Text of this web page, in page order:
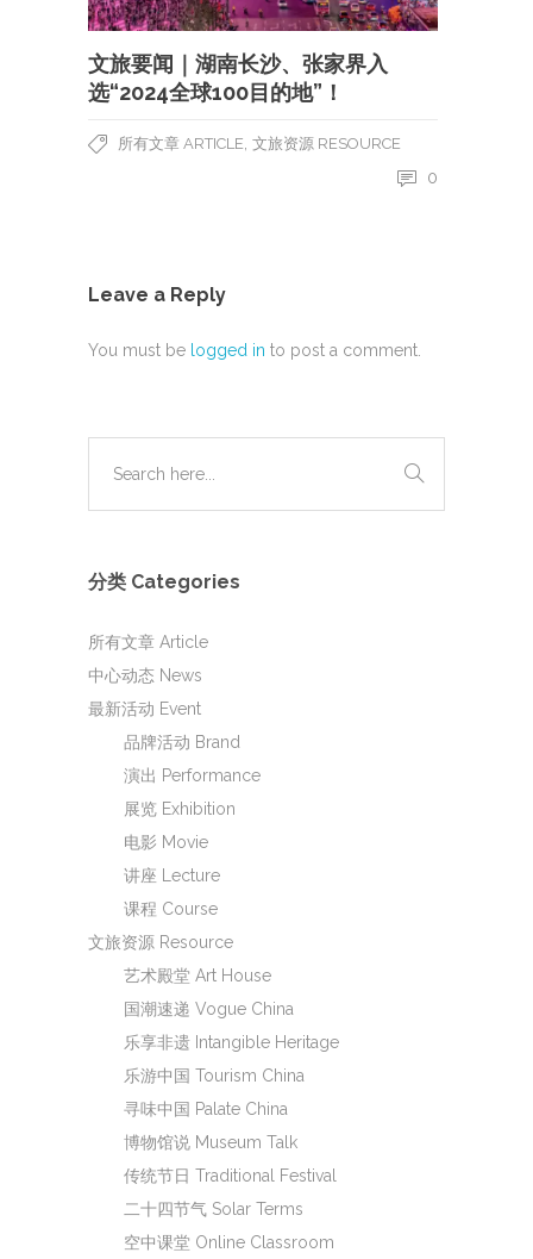
文旅要闻｜湖南长沙、张家界入
选“2024全球100目的地”！
所有文章 ARTICLE 文旅资源 RESOURCE
0
Leave a Reply
You must be logged in to post a comment.
分类 Categories
所有文章 Article
中心动态 News
最新活动 Event
品牌活动 Brand
演出 Performance
展览 Exhibition
电影 Movie
讲座 Lecture
课程 Course
文旅资源 Resource
艺术殿堂 Art House
国潮速递 Vogue China
乐享非遗 Intangible Heritage
乐游中国 Tourism China
寻味中国 Palate China
博物馆说 Museum Talk
传统节日 Traditional Festival
二十四节气 Solar Terms
空中课堂 Online Classroom